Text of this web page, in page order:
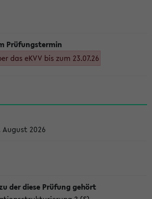
das eKVV bis zum 23.07.26
2026